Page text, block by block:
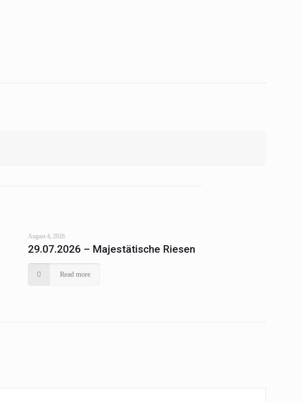
August 4, 2026
29.07.2026 – Majestätische Riesen
Read more